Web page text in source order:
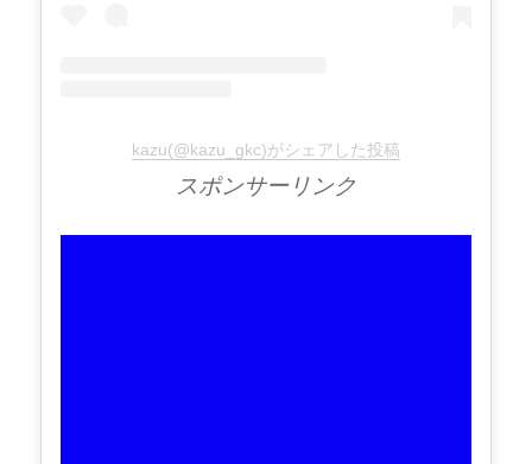
kazu(@kazu_gkc)がシェアした投稿
スポンサーリンク